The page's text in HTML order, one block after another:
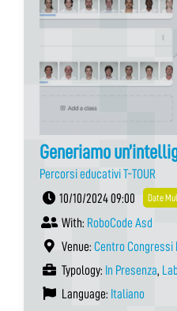
Generiamo
Percorsi educativi T-TOUR
10/10/2024 09:00
Date
With: RoboCode Asd
Venue: Centro Congressi
Typology: In Presenza,
Language: Italiano